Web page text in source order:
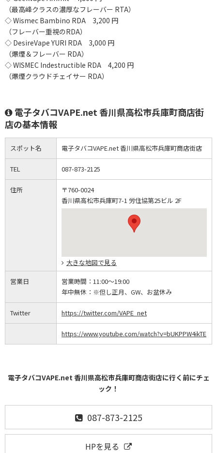
（最高峰クラスの濃厚なフレーバー RTA）
◇ Wismec Bambino RDA 3,200 円
（フレーバー重視のRDA）
◇ DesireVape YURI RDA 3,000 円
（爆煙＆フレーバー RDA）
◇ WISMEC Indestructible RDA 4,200 円
（爆煙クラウドチェイサー RDA）
電子タバコVAPE.net 香川県高松市兵庫町商店街
店の基本情報
スポット名 電子タバコVAPE.net 香川県高松市兵庫町商店街店
TEL 087-873-2125
住所
〒760-0024
香川県高松市兵庫町7-1 労住協第25ビル 2F
大きな地図で見る
営業日 営業時間： 11:00～19:00
年中無休： ※但し正月、GW、お盆休み
Twitter https://twitter.com/VAPE_net
https://www.youtube.com/watch?v=bUKPPW4ikTE
電子タバコVAPE.net 香川県高松市兵庫町商店街店に行く前にチェ
ック！
087-873-2125
HPを見る